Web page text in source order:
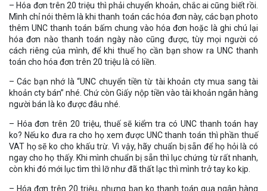
– Hóa đơn trên 20 triệu thì phải chuyển khoản, chắc ai cũng biết rồi.
Mình chỉ nói thêm là khi thanh toán các hóa đơn này, các bạn photo
thêm UNC thanh toán bấm chung vào hóa đơn hoặc là ghi chú lại
hóa đơn nào thanh toán ngày nào cũng được, tùy mọi người có
cách riêng của mình, để khi thuế họ cần bạn show ra UNC thanh
toán cho hóa đơn trên 20 triệu là có liền.
– Các bạn nhớ là “UNC chuyển tiền từ tài khoản cty mua sang tài
khoản cty bán” nhé. Chứ còn Giấy nộp tiền vào tài khoản ngân hàng
người bán là ko được đâu nhé.
– Hóa đơn trên 20 triệu, thuế sẽ kiểm tra có UNC thanh toán hay
ko? Nếu ko đưa ra cho họ xem được UNC thanh toán thì phần thuế
VAT họ sẽ ko cho khấu trừ. Vì vậy, hãy chuẩn bị sẵn để họ hỏi là có
ngay cho họ thấy. Khi mình chuẩn bị sẵn thì lục chứng từ rất nhanh,
còn khi đó mới lục tìm thì lỡ như đã thất lạc thì mình trở tay ko kịp.
– Hóa đơn trên 20 triệu, nhưng bạn ko thanh toán qua ngân hàng